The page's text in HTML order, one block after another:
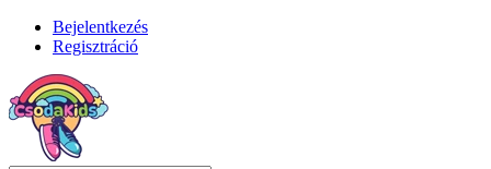
Bejelentkezés
Regisztráció